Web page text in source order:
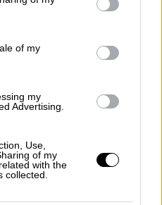
and its third-party tags to
purposes in below Google
of my
my
Advertising.
Use,
of my
with the
collected.
κινδύνου
, αλλά το
των αρχών
η 18χρονη να
και να
της εταιρείας
τραυματισμό της